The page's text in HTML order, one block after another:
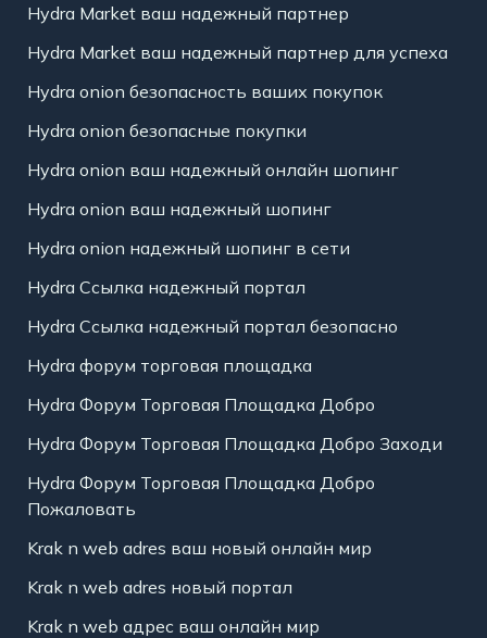
Hydra Market ваш надежный партнер
Hydra Market ваш надежный партнер для успеха
Hydra onion безопасность ваших покупок
Hydra onion безопасные покупки
Hydra onion ваш надежный онлайн шопинг
Hydra onion ваш надежный шопинг
Hydra onion надежный шопинг в сети
Hydra Ссылка надежный портал
Hydra Ссылка надежный портал безопасно
Hydra форум торговая площадка
Hydra Форум Торговая Площадка Добро
Hydra Форум Торговая Площадка Добро Заходи
Hydra Форум Торговая Площадка Добро
Пожаловать
Krak n web adres ваш новый онлайн мир
Krak n web adres новый портал
Krak n web адрес ваш онлайн мир